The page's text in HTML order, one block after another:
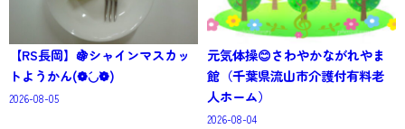
【RS長岡】🍇シャインマスカッ
トようかん(❁´◡`❁)
2026-08-05
元気体操😊さわやかながれやま
館（千葉県流山市介護付有料老
人ホーム）
2026-08-04